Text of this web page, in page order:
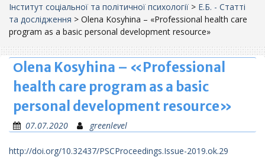
Інститут соціальної та політичної психології > Е.Б. - Статті
та дослідження > Оlena Kosyhina – «Professional health care
program as a basic personal development resource»
Оlena Kosyhina – «Professional
health care program as a basic
personal development resource»
07.07.2020 greenlevel
http://doi.org/10.32437/PSCProceedings.Issue-2019.ok.29